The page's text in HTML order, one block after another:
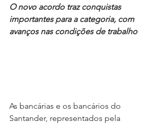
O novo acordo traz conquistas
importantes para a categoria, com
avanços nas condições de trabalho
As bancárias e os bancários do
Santander, representados pela